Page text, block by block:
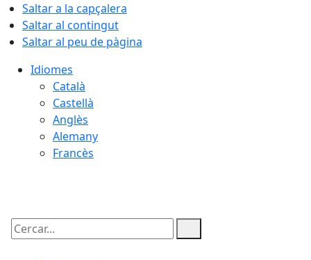
Saltar a la capçalera
Saltar al contingut
Saltar al peu de pàgina
Idiomes
Català
Castellà
Anglès
Alemany
Francès
Cercar: